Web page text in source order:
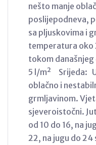
nešto manje
poslijepodneva,
sa pljuskovima i
temperatura oko
tokom današnjeg
5 l/m² Srijeda:
oblačno i
grmljavinom.
sjeveroistočni.
od 10 do 16, na
22, na jugu do 24